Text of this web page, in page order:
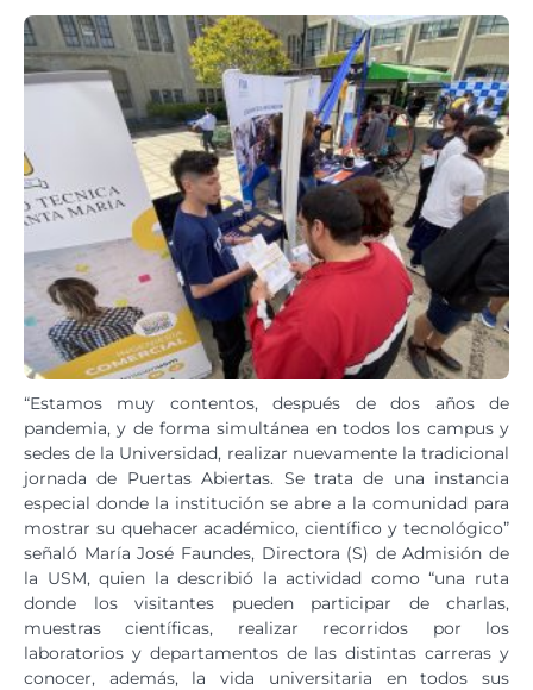
“Estamos muy contentos, después de dos años de
pandemia, y de forma simultánea en todos los campus y
sedes de la Universidad, realizar nuevamente la tradicional
jornada de Puertas Abiertas. Se trata de una instancia
especial donde la institución se abre a la comunidad para
mostrar su quehacer académico, científico y tecnológico”
señaló María José Faundes, Directora (S) de Admisión de
la USM, quien la describió la actividad como “una ruta
donde los visitantes pueden participar de charlas,
muestras científicas, realizar recorridos por los
laboratorios y departamentos de las distintas carreras y
conocer, además, la vida universitaria en todos sus